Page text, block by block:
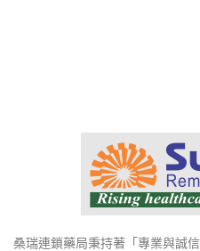
桑瑞連鎖藥局秉持著「專業與誠